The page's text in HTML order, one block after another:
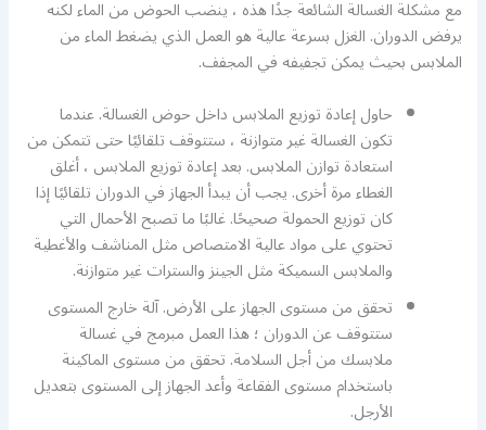
مع مشكلة الغسالة الشائعة جدًا هذه ، ينضب الحوض من الماء لكنه
يرفض الدوران. الغزل بسرعة عالية هو العمل الذي يضغط الماء من
الملابس بحيث يمكن تجفيفه في المجفف.
حاول إعادة توزيع الملابس داخل حوض الغسالة. عندما
تكون الغسالة غير متوازنة ، ستتوقف تلقائيًا حتى تتمكن من
استعادة توازن الملابس. بعد إعادة توزيع الملابس ، أغلق
الغطاء مرة أخرى. يجب أن يبدأ الجهاز في الدوران تلقائيًا إذا
كان توزيع الحمولة صحيحًا. غالبًا ما تصبح الأحمال التي
تحتوي على مواد عالية الامتصاص مثل المناشف والأغطية
والملابس السميكة مثل الجينز والسترات غير متوازنة.
تحقق من مستوى الجهاز على الأرض. آلة خارج المستوى
ستتوقف عن الدوران ؛ هذا العمل مبرمج في غسالة
ملابسك من أجل السلامة. تحقق من مستوى الماكينة
باستخدام مستوى الفقاعة وأعد الجهاز إلى المستوى بتعديل
الأرجل.